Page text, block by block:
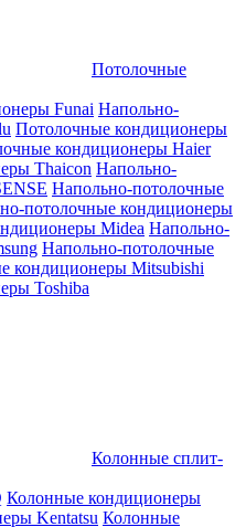
Потолочные
Funai Напольно-
Потолочные кондиционеры
кондиционеры Haier
Thaicon Напольно-
Напольно-потолочные
потолочные кондиционеры
Midea Напольно-
Напольно-потолочные
кондиционеры Mitsubishi
Toshiba
Колонные сплит-
Колонные кондиционеры
Kentatsu Колонные